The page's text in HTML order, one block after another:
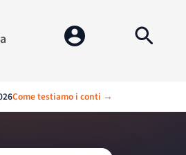
Come testiamo i conti →